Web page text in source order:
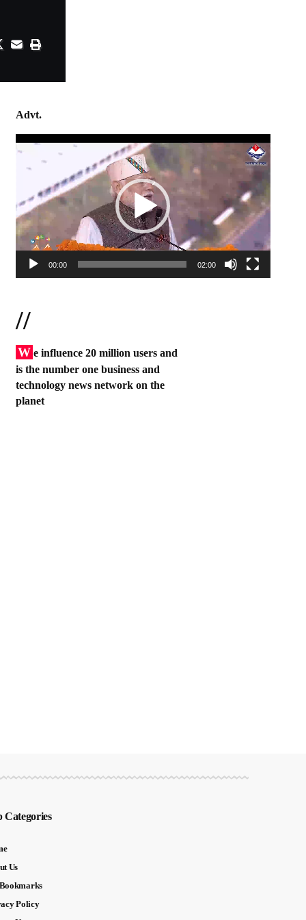
Advt.
Video
00:00 02:00
//
W e influence 20 million users and
is the number one business and
technology news network on the
planet
Categories
Us
Policy